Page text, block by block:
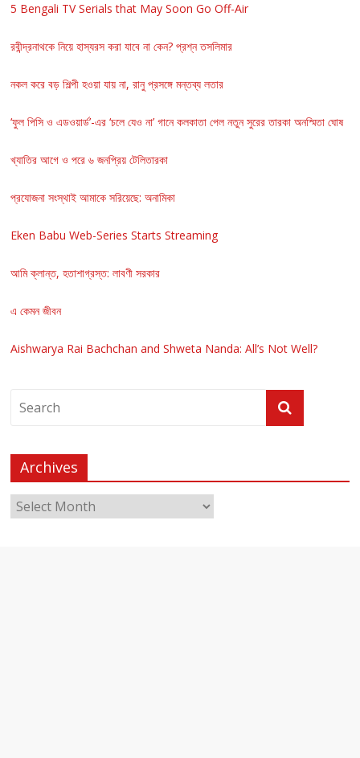
5 Bengali TV Serials that May Soon Go Off-Air
রবীন্দ্রনাথকে নিয়ে হাস্যরস করা যাবে না কেন? প্রশ্ন তসলিমার
নকল করে বড় শিল্পী হওয়া যায় না, রানু প্রসঙ্গে মন্তব্য লতার
‘ফুল পিসি ও এডওয়ার্ড’-এর ‘চলে যেও না’ গানে কলকাতা পেল নতুন সুরের তারকা অনস্মিতা ঘোষ
খ্যাতির আগে ও পরে ৬ জনপ্রিয় টেলিতারকা
প্রযোজনা সংস্থাই আমাকে সরিয়েছে: অনামিকা
Eken Babu Web-Series Starts Streaming
আমি ক্লান্ত, হতাশাগ্রস্ত: লাবণী সরকার
এ কেমন জীবন
Aishwarya Rai Bachchan and Shweta Nanda: All’s Not Well?
Archives